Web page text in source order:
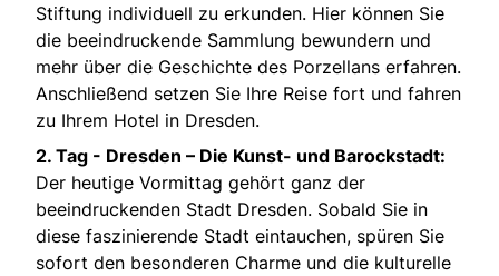
Stiftung individuell zu erkunden. Hier können Sie
die beeindruckende Sammlung bewundern und
mehr über die Geschichte des Porzellans erfahren.
Anschließend setzen Sie Ihre Reise fort und fahren
zu Ihrem Hotel in Dresden.
2. Tag - Dresden – Die Kunst- und Barockstadt:
Der heutige Vormittag gehört ganz der
beeindruckenden Stadt Dresden. Sobald Sie in
diese faszinierende Stadt eintauchen, spüren Sie
sofort den besonderen Charme und die kulturelle